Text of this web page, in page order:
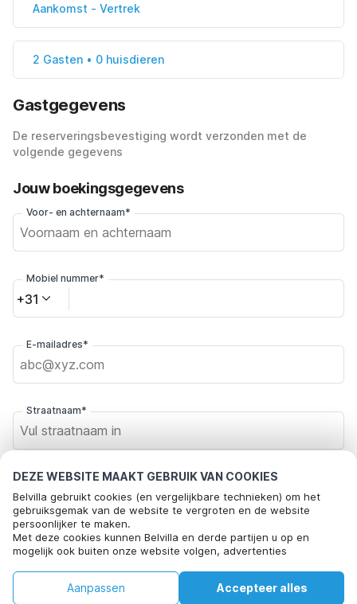
DEZE WEBSITE MAAKT GEBRUIK VAN COOKIES
Belvilla gebruikt cookies (en vergelijkbare technieken) om het
gebruiksgemak van de website te vergroten en de website
persoonlijker te maken.
Met deze cookies kunnen Belvilla en derde partijen u op en
mogelijk ook buiten onze website volgen, advertenties
social media.
Door op "accepteren" te klikken gaat u hiermee akkoord. Meer
Accepteer alles
Aanpassen
Aankomst - Vertrek
2 Gasten • 0 huisdieren
Gastgegevens
De reserveringsbevestiging wordt verzonden met de
volgende gegevens
Jouw boekingsgegevens
Voor- en achternaam*
Mobiel nummer*
+31
E-mailadres*
Straatnaam*
Postcode*
Plaats*
+
Beschikbaarheid controleren